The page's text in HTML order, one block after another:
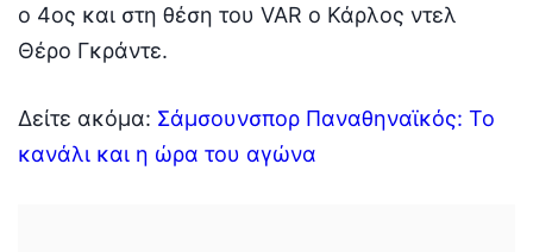
ο 4ος και στη θέση του VAR ο Κάρλος ντελ
Θέρο Γκράντε.
Δείτε ακόμα: Σάμσουνσπορ Παναθηναϊκός: Το
κανάλι και η ώρα του αγώνα